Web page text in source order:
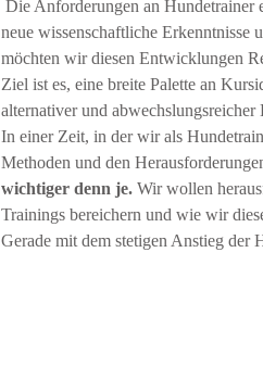
neue wissenschaftliche
möchten wir diesen Entwicklungen
Ziel ist es, eine breite Palette an
alternativer und
In einer Zeit, in der wir als
Methoden und den
wichtiger denn je. Wir wollen
Trainings bereichern und wie wir
Gerade mit dem stetigen Anstieg der